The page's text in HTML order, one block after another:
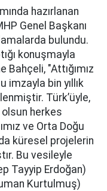
hazırlanan
Genel Başkanı
bulundu.
konuşmayla
Bahçeli, "Attığımız
imzayla bin yıllık
Türk’üyle,
olsun herkes
ve Orta Doğu
küresel projelerin
Bu vesileyle
Tayyip Erdoğan)
Kurtulmuş)